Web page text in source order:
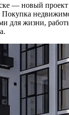
— новый проект
для жизни,